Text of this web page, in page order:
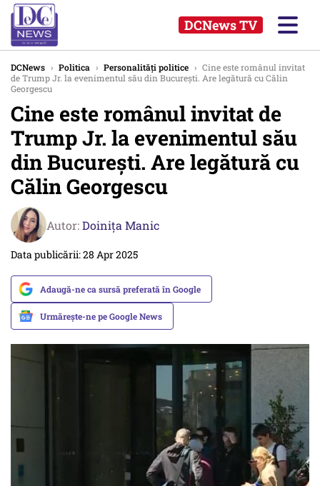
DCNews TV
DCNews › Politica › Personalități politice › Cine este românul invitat
de Trump Jr. la evenimentul său din București. Are legătură cu Călin
Georgescu
Cine este românul invitat de
Trump Jr. la evenimentul său
din București. Are legătură cu
Călin Georgescu
Autor:Doinița Manic
Data publicării: 28 Apr 2025
Adaugă-ne ca sursă preferată în Google
Urmărește-ne pe Google News